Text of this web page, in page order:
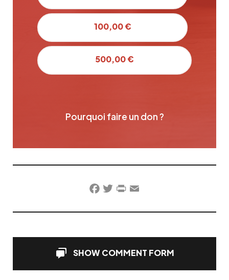
100,00 €
500,00 €
Pourquoi faire un don ?
Facebook
TwitterPrintFriendly
Email
SHOW COMMENT FORM